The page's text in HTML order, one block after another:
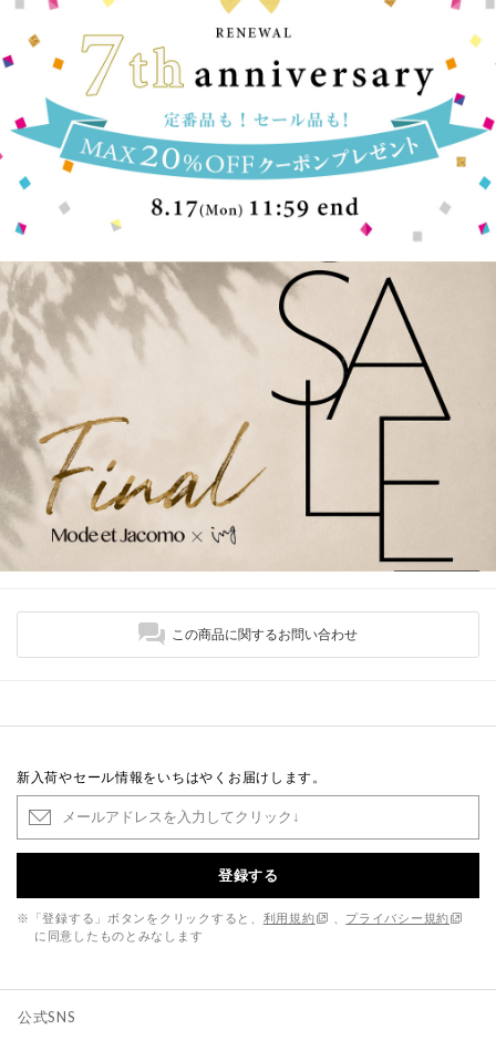
この商品に関するお問い合わせ
新入荷やセール情報をいちはやくお届けします。
登録する
※「登録する」ボタンをクリックすると、 利用規約
プライバシー規約
に同意したものとみなします
公式SNS